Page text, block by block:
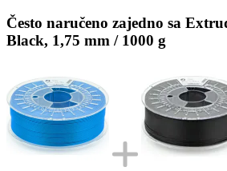
Često naručeno zajedno sa
Black, 1,75 mm / 1000 g